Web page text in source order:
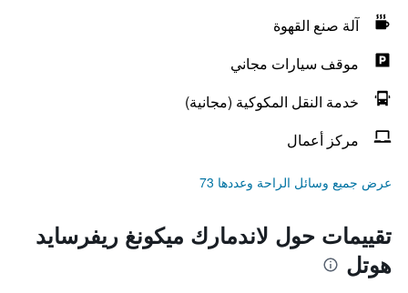
آلة صنع القهوة
موقف سيارات مجاني
خدمة النقل المكوكية (مجانية)
مركز أعمال
عرض جميع وسائل الراحة وعددها 73
تقييمات حول لاندمارك ميكونغ ريفرسايد
هوتل